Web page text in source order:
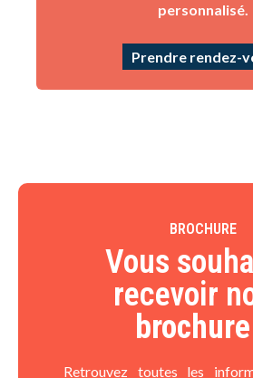
personnalisé.
Prendre rendez-
BROCHURE
Vous
recevoir
brochure
Retrouvez toutes les